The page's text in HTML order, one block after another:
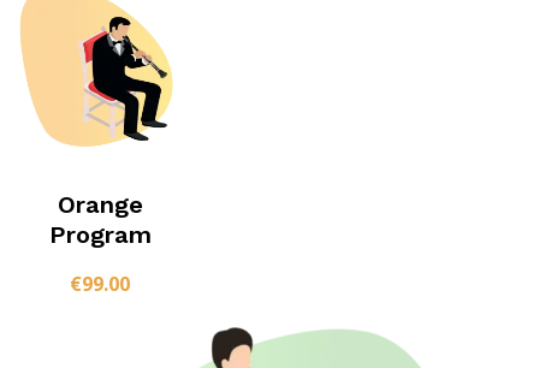
Orange
Program
€99.00